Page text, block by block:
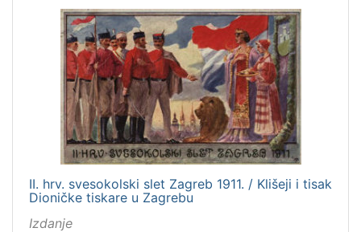
Knjižnice grada Zagreba
Zagreb
II. hrv. svesokolski slet Zagreb 1911. / Klišeji i tisak
Dioničke tiskare u Zagrebu
Izdanje